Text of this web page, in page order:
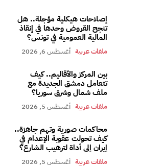
إصلاحات هيكلية مؤجلة.. هل
تنجح القروض وحدها في إنقاذ
المالية العمومية في تونس؟
ملفات عربية أغسطس 6, 2026
بين المركز والأقاليم.. كيف
تتعامل دمشق الجديدة مع
ملف شمال وشرق سوريا؟
ملفات عربية أغسطس 5, 2026
محاكمات صورية وتهم جاهزة..
كيف تحولت عقوبة الإعدام في
إيران إلى أداة لترهيب الشارع؟
ملفات عربية أغسطس 5, 2026